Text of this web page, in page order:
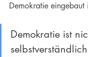
Demokratie eingebaut
Demokratie ist